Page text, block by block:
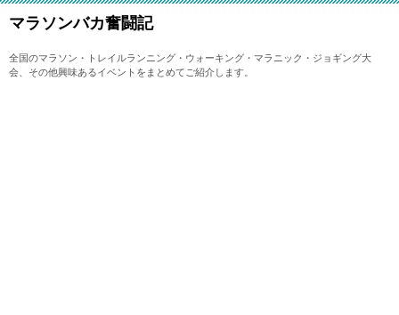
マラソンバカ奮闘記
全国のマラソン・トレイルランニング・ウォーキング・マラニック・ジョギング大
会、その他興味あるイベントをまとめてご紹介します。